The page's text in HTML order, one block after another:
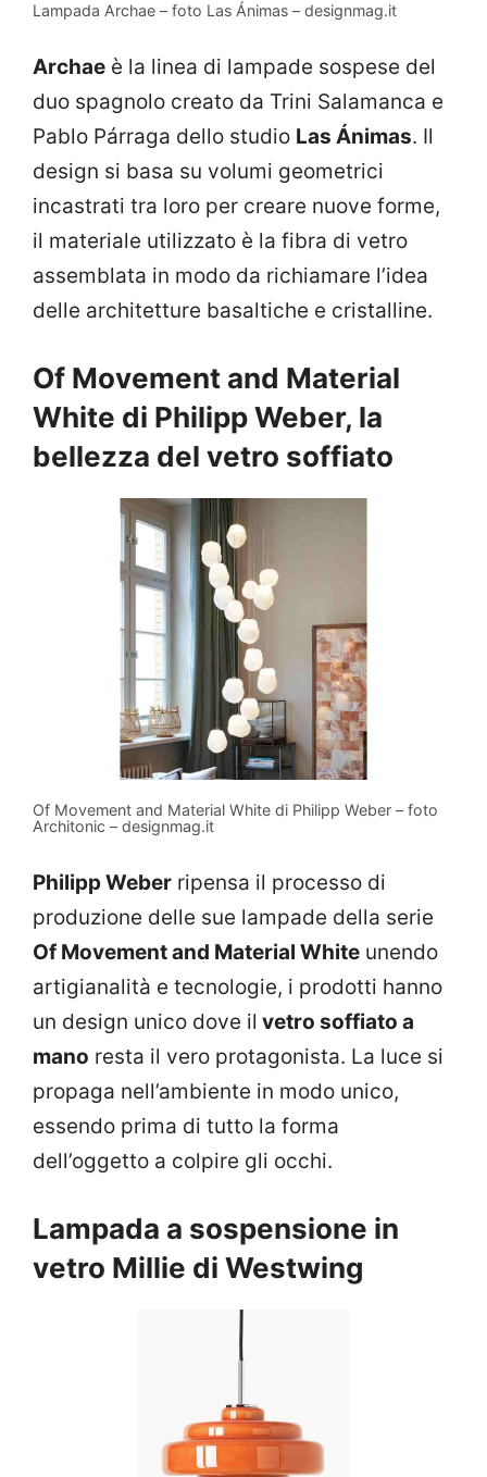
Lampada Archae – foto Las Ánimas – designmag.it
Archae è la linea di lampade sospese del
duo spagnolo creato da Trini Salamanca e
Pablo Párraga dello studio Las Ánimas. Il
design si basa su volumi geometrici
incastrati tra loro per creare nuove forme,
il materiale utilizzato è la fibra di vetro
assemblata in modo da richiamare l’idea
delle architetture basaltiche e cristalline.
Of Movement and Material
White di Philipp Weber, la
bellezza del vetro soffiato
Of Movement and Material White di Philipp Weber – foto
Architonic – designmag.it
Philipp Weber ripensa il processo di
produzione delle sue lampade della serie
Of Movement and Material White unendo
artigianalità e tecnologie, i prodotti hanno
un design unico dove il vetro soffiato a
mano resta il vero protagonista. La luce si
propaga nell’ambiente in modo unico,
essendo prima di tutto la forma
dell’oggetto a colpire gli occhi.
Lampada a sospensione in
vetro Millie di Westwing